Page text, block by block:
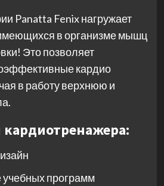
Panatta Fenix нагружает
в организме мышц
Это позволяет
кардио
в работу верхнюю и
кардиотренажера:
учебных программ